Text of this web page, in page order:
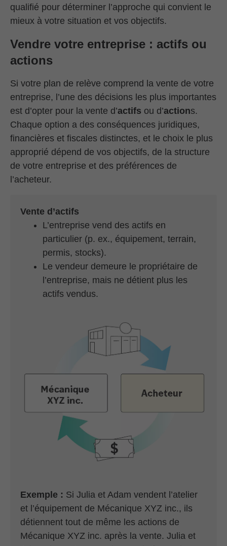
qualifié pour déterminer l’approche qui convient le
mieux à votre situation et vos objectifs.
Vendre votre entreprise : actifs ou
actions
Si votre plan de relève comprend la vente de votre
entreprise, l’une des décisions les plus importantes
est d’opter pour la vente d’actifs ou d’actions.
Chaque option a des conséquences juridiques,
financières et fiscales distinctes, et le choix le plus
approprié dépend de vos objectifs, de la structure
de votre entreprise et des préférences de
l’acheteur.
Vente d’actifs
L’entreprise vend des actifs en
particulier (p. ex., équipement, terrain,
permis, stocks).
Le vendeur demeure le propriétaire de
l’entreprise, mais ne détient plus les
actifs vendus.
Exemple : Si Julia et Adam vendent l’atelier
et l’équipement de Mécanique XYZ inc., ils
détiennent tout de même les actions de
Mécanique XYZ inc. après la vente. Julia et